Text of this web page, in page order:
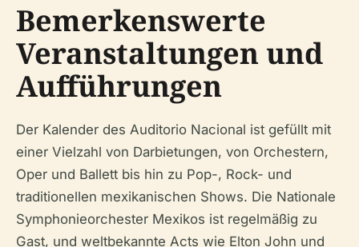
Bemerkenswerte
Veranstaltungen und
Aufführungen
Der Kalender des Auditorio Nacional ist gefüllt mit
einer Vielzahl von Darbietungen, von Orchestern,
Oper und Ballett bis hin zu Pop-, Rock- und
traditionellen mexikanischen Shows. Die Nationale
Symphonieorchester Mexikos ist regelmäßig zu
Gast, und weltbekannte Acts wie Elton John und